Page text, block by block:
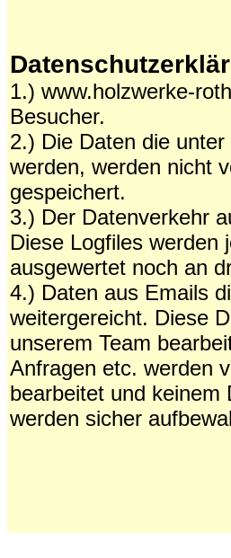
1.) www.holzwerke-
Besucher.
2.) Die Daten die
werden, werden nicht
gespeichert.
3.) Der Datenverkehr
Diese Logfiles werden
ausgewertet noch an
4.) Daten aus Emails
weitergereicht. Diese
unserem Team
Anfragen etc. werden
bearbeitet und keinem
werden sicher